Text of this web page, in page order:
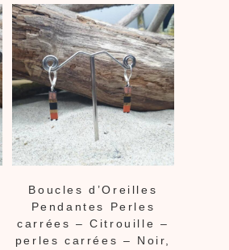
Boucles d’Oreilles
Pendantes Perles
carrées – Citrouille –
perles carrées – Noir,